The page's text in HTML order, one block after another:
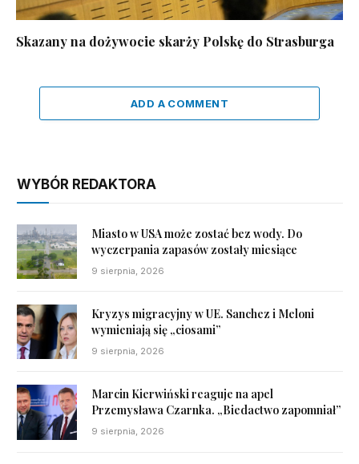
Skazany na dożywocie skarży Polskę do Strasburga
ADD A COMMENT
WYBÓR REDAKTORA
Miasto w USA może zostać bez wody. Do
wyczerpania zapasów zostały miesiące
9 sierpnia, 2026
Kryzys migracyjny w UE. Sanchez i Meloni
wymieniają się „ciosami”
9 sierpnia, 2026
Marcin Kierwiński reaguje na apel
Przemysława Czarnka. „Biedactwo zapomniał”
9 sierpnia, 2026